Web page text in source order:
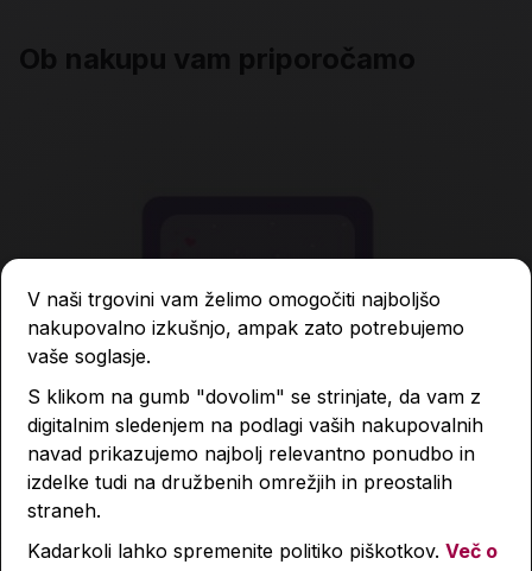
Ob nakupu vam priporočamo
V naši trgovini vam želimo omogočiti najboljšo
nakupovalno izkušnjo, ampak zato potrebujemo
vaše soglasje.
S klikom na gumb "dovolim" se strinjate, da vam z
digitalnim sledenjem na podlagi vaših nakupovalnih
navad prikazujemo najbolj relevantno ponudbo in
izdelke tudi na družbenih omrežjih in preostalih
straneh.
Kadarkoli lahko spremenite politiko piškotkov. Več o